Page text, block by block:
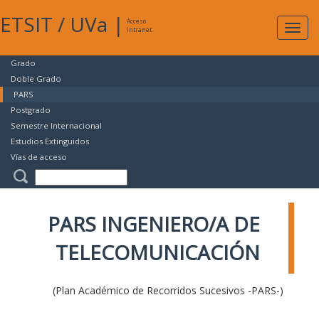
ETSIT / UVa |
Acceso
Intranet
Grado
Doble Grado
PARS
Postgrado
Semestre Internacional
Estudios Extinguidos
Vías de acceso
PARS INGENIERO/A DE
TELECOMUNICACIÓN
(Plan Académico de Recorridos Sucesivos -PARS-)